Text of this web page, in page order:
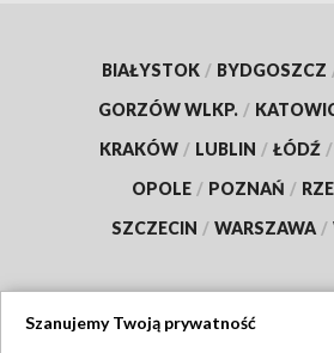
BIAŁYSTOK / BYDGOSZCZ
GORZÓW WLKP. /
KRAKÓW / LUBLIN / ŁÓDŹ /
OPOLE / POZNAŃ /
SZCZECIN / WARSZAWA /
Szanujemy Twoją prywatność